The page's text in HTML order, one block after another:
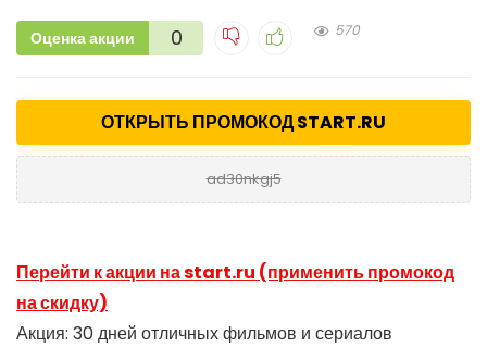
Оценка акции 0 570
ОТКРЫТЬ ПРОМОКОД START.RU
ad30nkgj5
Перейти к акции на start.ru (применить промокод
на скидку)
Акция: 30 дней отличных фильмов и сериалов